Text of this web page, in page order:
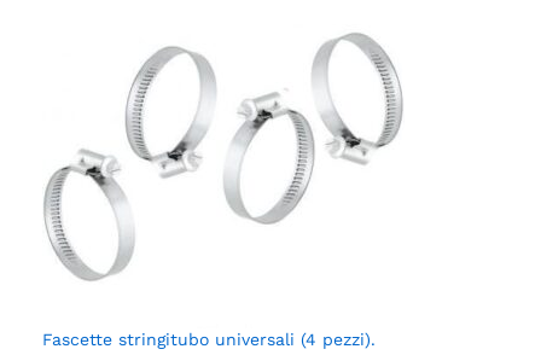
Fascette stringitubo universali (4 pezzi).